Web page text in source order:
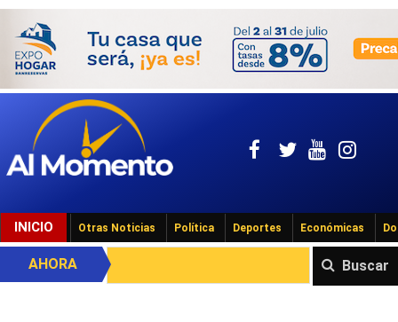
INICIO Otras Noticias Política Deportes Económicas
Buscar
AHORA